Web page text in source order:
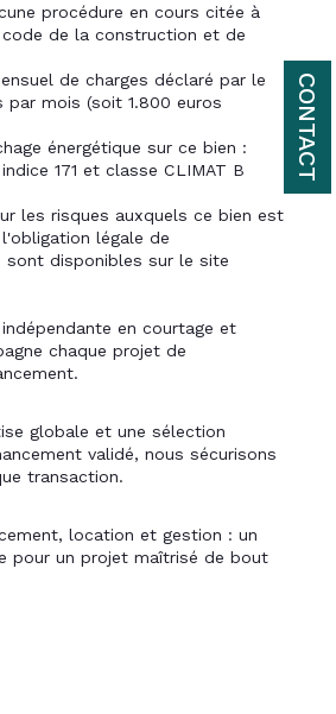
CONTACT
procédure en cours citée à
code de la construction et de
par mois (soit 1.800 euros
171 et classe CLIMAT B
les risques auxquels ce bien est
légale de
sont disponibles sur le site
chaque projet de
globale et une sélection
validé, nous sécurisons
transaction.
location et gestion : un
pour un projet maîtrisé de bout